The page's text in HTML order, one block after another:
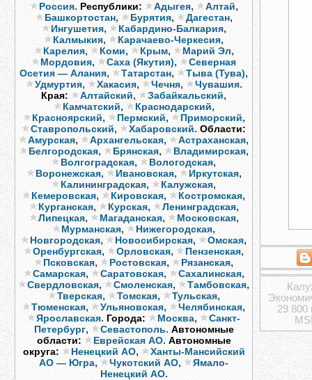
Россия. Республики: Адыгея, Алтай,
Башкортостан, Бурятия, Дагестан,
Ингушетия, Кабардино-Балкария,
Калмыкия, Карачаево-Черкесия,
Карелия, Коми, Крым, Марий Эл,
Мордовия, Саха (Якутия),
Северная
Осетия — Алания, Татарстан, Тыва (Тува),
Удмуртия, Хакасия, Чечня, Чувашия.
Края: Алтайский, Забайкальский,
Камчатский, Краснодарский,
Красноярский, Пермский, Приморский,
Ставропольский, Хабаровский. Области:
Амурская, Архангельская, Астраханская,
Белгородская, Брянская, Владимирская,
Волгоградская, Вологодская,
Воронежская, Ивановская, Иркутская,
Калининградская, Калужская,
Кемеровская, Кировская, Костромская,
Курганская, Курская, Ленинградская,
Липецкая, Магаданская, Московская,
Мурманская, Нижегородская,
Новгородская, Новосибирская, Омская,
Оренбургская, Орловская, Пензенская,
Псковская, Ростовская, Рязанская,
Самарская, Саратовская, Сахалинская,
Свердловская, Смоленская, Тамбовская,
Тверская, Томская, Тульская,
Тюменская, Ульяновская, Челябинская,
Ярославская. Города: Москва,
Санкт-
Петербург, Севастополь. Автономные
области:
Еврейская АО. Автономные
округа:
Ненецкий АО,
Ханты-Мансийский
АО — Югра, Чукотский АО,
Ямало-
Ненецкий АО.
29 800